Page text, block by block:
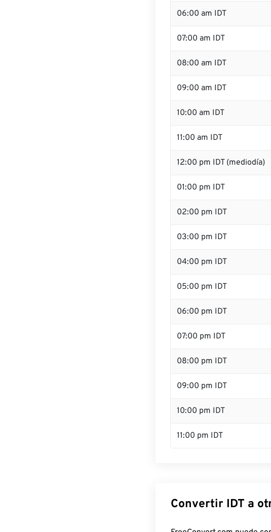
06:00 am IDT
07:00 am IDT
08:00 am IDT
09:00 am IDT
10:00 am IDT
11:00 am IDT
12:00 pm IDT (mediodía)
01:00 pm IDT
02:00 pm IDT
03:00 pm IDT
04:00 pm IDT
05:00 pm IDT
06:00 pm IDT
07:00 pm IDT
08:00 pm IDT
09:00 pm IDT
10:00 pm IDT
11:00 pm IDT
Convertir IDT a